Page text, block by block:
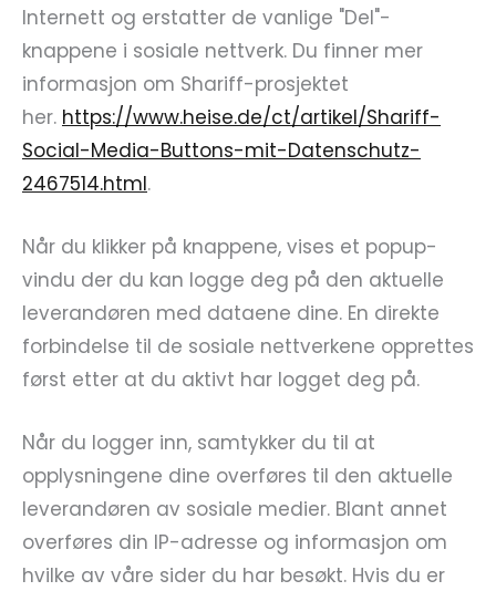
Internett og erstatter de vanlige "Del"-
knappene i sosiale nettverk. Du finner mer
informasjon om Shariff-prosjektet
her. https://www.heise.de/ct/artikel/Shariff-
Social-Media-Buttons-mit-Datenschutz-
2467514.html.
Når du klikker på knappene, vises et popup-
vindu der du kan logge deg på den aktuelle
leverandøren med dataene dine. En direkte
forbindelse til de sosiale nettverkene opprettes
først etter at du aktivt har logget deg på.
Når du logger inn, samtykker du til at
opplysningene dine overføres til den aktuelle
leverandøren av sosiale medier. Blant annet
overføres din IP-adresse og informasjon om
hvilke av våre sider du har besøkt. Hvis du er